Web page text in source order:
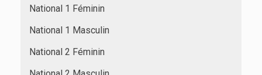
National 1 Féminin
National 1 Masculin
National 2 Féminin